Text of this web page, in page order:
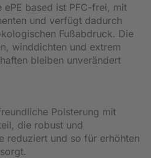
ePE based ist PFC-frei, mit
und verfügt dadurch
Fußabdruck. Die
winddichten und extrem
bleiben unverändert
Polsterung mit
die robust und
reduziert und so für erhöhten